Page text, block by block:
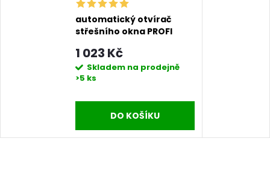
automatický otvírač
střešního okna PROFI
1 023 Kč
Skladem na prodejně
>5 ks
DO KOŠÍKU